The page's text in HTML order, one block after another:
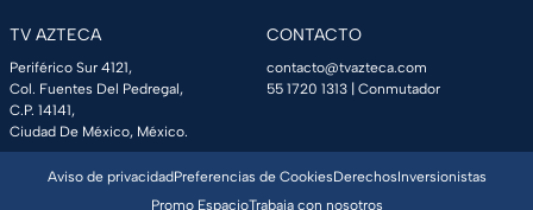
TV AZTECA
Periférico Sur 4121,
Col. Fuentes Del Pedregal,
C.P. 14141,
Ciudad De México, México.
CONTACTO
contacto@tvazteca.com
55 1720 1313 | Conmutador
Aviso de privacidadPreferencias de CookiesDerechosInversionistas
Promo EspacioTrabaja con nosotros